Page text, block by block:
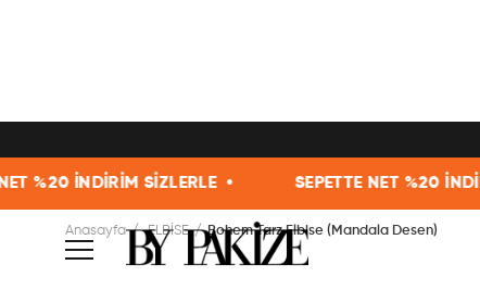
• SEPETTE NET %20 İNDİRİM SİZLERLE •
Anasayfa ELBİSE Bohem Tarz Elbise (Mandala Desen)